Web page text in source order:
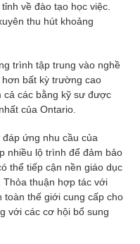
về đào tạo học việc.
thu hút khoảng
trình tập trung vào nghề
bất kỳ trường cao
cả các bằng kỹ sư được
của Ontario.
ứng nhu cầu của
nhiều lộ trình để đảm bảo
thể tiếp cận nền giáo dục
Thỏa thuận hợp tác với
toàn thế giới cung cấp cho
với các cơ hội bổ sung